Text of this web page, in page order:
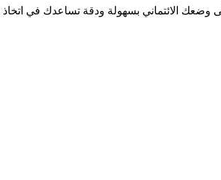
الائتماني بسهولة ودقة تساعدك في